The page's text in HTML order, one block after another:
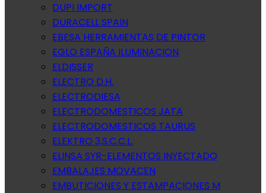
DUPI IMPORT
DURACELL SPAIN
EBESA HERRAMIENTAS DE PINTOR
EGLO ESPAÑA ILUMINACION
ELDISSER
ELECTRO D.H.
ELECTRODIESA
ELECTRODOMESTICOS JATA
ELECTRODOMESTICOS TAURUS
ELEKTRO 3,S.C.C.L.
ELINSA SYR-ELEMENTOS INYECTADO
EMBALAJES MOVACEN
EMBUTICIONES Y ESTAMPACIONES M